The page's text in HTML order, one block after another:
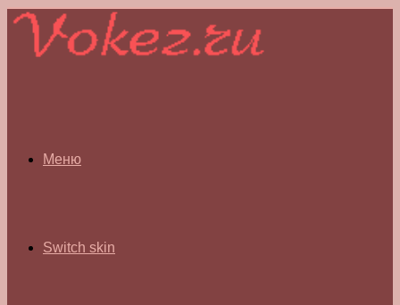
Меню
Switch skin